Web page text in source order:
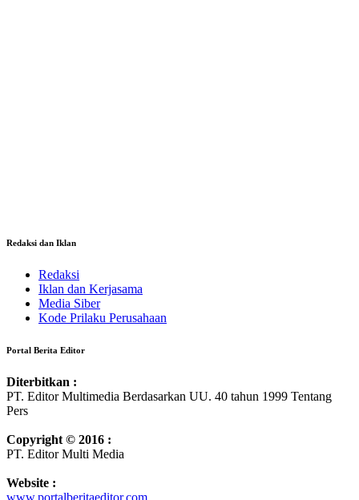
Redaksi dan Iklan
Redaksi
Iklan dan Kerjasama
Media Siber
Kode Prilaku Perusahaan
Portal Berita Editor
Diterbitkan :
PT. Editor Multimedia Berdasarkan UU. 40 tahun 1999 Tentang
Pers
Copyright © 2016 :
PT. Editor Multi Media
Website :
www.portalberitaeditor.com